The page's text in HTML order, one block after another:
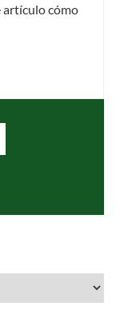
artículo cómo